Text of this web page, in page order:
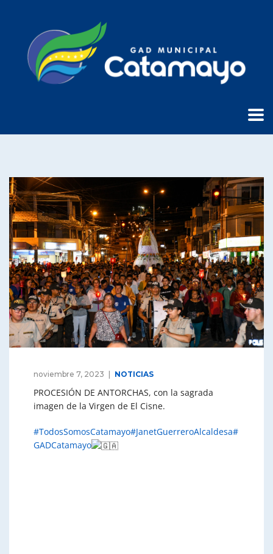
noviembre 7, 2023 NOTICIAS
PROCESIÓN DE ANTORCHAS, con la sagrada
imagen de la Virgen de El Cisne.
#TodosSomosCatamayo#JanetGuerreroAlcaldesa#
GADCatamayo